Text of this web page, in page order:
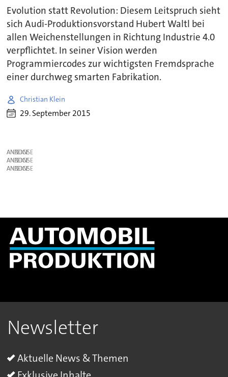
Evolution statt Revolution: Diesem Leitspruch sieht
sich Audi-Produktionsvorstand Hubert Waltl bei
allen Weichenstellungen in Richtung Industrie 4.0
verpflichtet. In seiner Vision werden
Programmiercodes zur wichtigsten Fremdsprache
einer durchweg smarten Fabrikation.
Christian Klein
29. September 2015
ANZEIGE
ANZEIGE
ANZEIGE
Newsletter
Aktuelle News & Themen